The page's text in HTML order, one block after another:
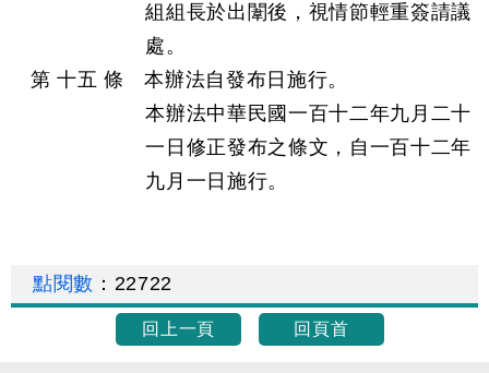
組組長於出闈後，視情節輕重簽請議
處。
第 十五 條 本辦法自發布日施行。
本辦法中華民國一百十二年九月二十
一日修正發布之條文，自一百十二年
九月一日施行。
點閱數 ： 22722
回上一頁 回頁首